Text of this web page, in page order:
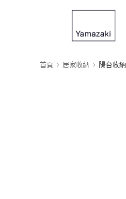
首頁 居家收納 陽台收納